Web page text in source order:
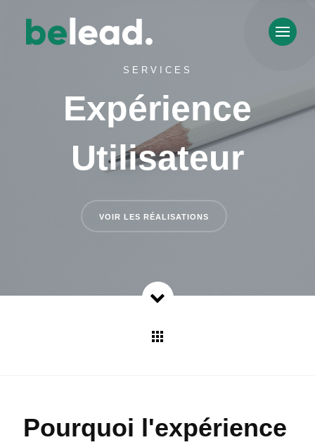
SERVICES
Expérience
Utilisateur
VOIR LES RÉALISATIONS
Pourquoi l'expérience